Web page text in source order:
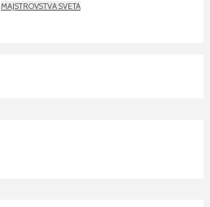
MAJSTROVSTVA SVETA